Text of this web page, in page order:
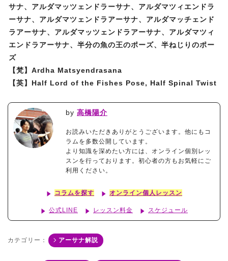
サナ、アルダマッツェンドラーサナ、アルダマツィエンドラ
ーサナ、アルダマツェンドラアーサナ、アルダマッチェンド
ラアーサナ、アルダマッツェンドラアーサナ、アルダマツィ
エンドラアーサナ、半分の魚の王のポーズ、半ねじりのポー
ズ
【梵】Ardha Matsyendrasana
【英】Half Lord of the Fishes Pose, Half Spinal Twist
by 高橋陽介
お読みいただきありがとうございます。他にもコ
ラムを多数公開しています。
より知識を深めたい方には、オンライン個別レッ
スンを行っております。初心者の方もお気軽にご
利用ください。
コラムを探す オンライン個人レッスン
公式LINE レッスン料金 スケジュール
カテゴリー： アーサナ解説